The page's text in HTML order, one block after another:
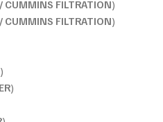
CUMMINS FILTRATION)
CUMMINS FILTRATION)
)
)